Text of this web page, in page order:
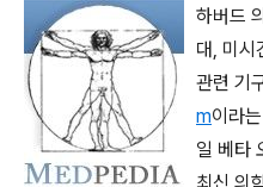
하버드
대, 미시
관련 기
m이라
일 베타